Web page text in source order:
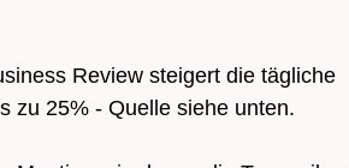
Review steigert die tägliche
zu 25% - Quelle siehe unten.